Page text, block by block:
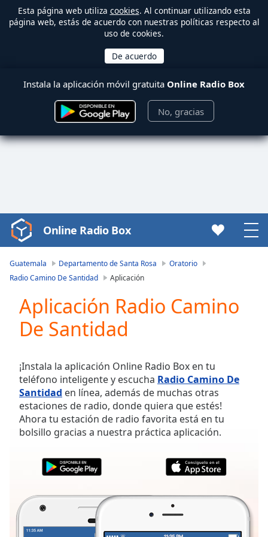
Esta página web utiliza cookies. Al continuar utilizando esta
página web, estás de acuerdo con nuestras políticas respecto al
uso de cookies.
Instala la aplicación móvil gratuita Online Radio Box
No, gracias
Video
Player
loading.
Video
Play
Skip
Backward
Mute
Current
Time0:00
Duration-:-
Loaded:
LIVE
live,
currently
behind
LIVE
Online Radio Box
Guatemala Departamento de Santa Rosa
Oratorio
Radio Camino De Santidad
Aplicación
Aplicación Radio Camino
De Santidad
¡Instala la aplicación Online Radio Box en tu
teléfono inteligente y escucha Radio Camino De
Santidad en línea, además de muchas otras
estaciones de radio, donde quiera que estés!
Ahora tu estación de radio favorita está en tu
bolsillo gracias a nuestra práctica aplicación.